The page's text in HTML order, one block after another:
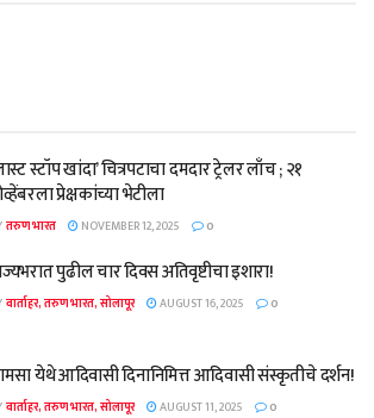
स्टॉप खांदा’ चित्रपटाचा दमदार ट्रेलर लाँच ; २१
प्रेक्षकांच्या भेटीला
तरुण भारत NOVEMBER 12, 2025 0
पुढील चार दिवस अतिवृष्टीचा इशारा!
वार्ताहर, तरुण भारत, सोलापूर AUGUST 16, 2025 0
येथे आदिवासी दिनानिमित्त आदिवासी संस्कृतीचे दर्शन!
वार्ताहर, तरुण भारत, सोलापूर AUGUST 11, 2025 0